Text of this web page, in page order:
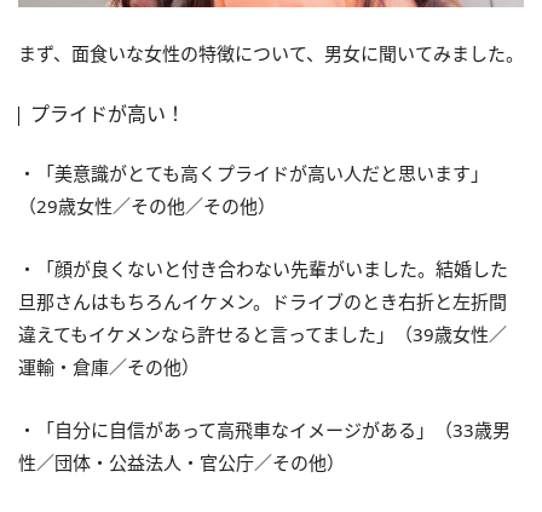
まず、面食いな女性の特徴について、男女に聞いてみました。
プライドが高い！
・「美意識がとても高くプライドが高い人だと思います」
（29歳女性／その他／その他）
・「顔が良くないと付き合わない先輩がいました。結婚した
旦那さんはもちろんイケメン。ドライブのとき右折と左折間
違えてもイケメンなら許せると言ってました」（39歳女性／
運輸・倉庫／その他）
・「自分に自信があって高飛車なイメージがある」（33歳男
性／団体・公益法人・官公庁／その他）